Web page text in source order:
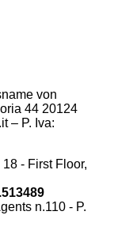
von
44 20124
– P. Iva:
- First Floor,
n.110 - P.